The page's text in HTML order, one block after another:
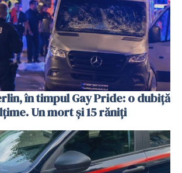
în timpul Gay Pride: o dubiță
Un mort și 15 răniți